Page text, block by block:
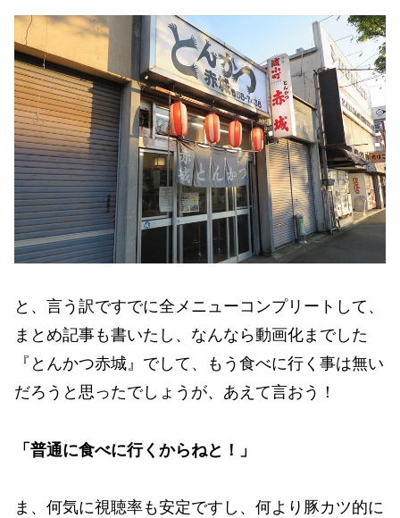
と、言う訳ですでに全メニューコンプリートして、
まとめ記事も書いたし、なんなら動画化までした
『とんかつ赤城』でして、もう食べに行く事は無い
だろうと思ったでしょうが、あえて言おう！
「普通に食べに行くからねと！」
ま、何気に視聴率も安定ですし、何より豚カツ的に